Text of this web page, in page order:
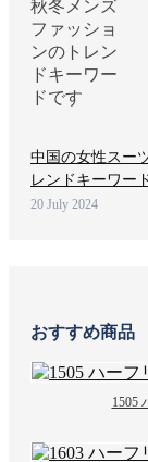
中国の女性スー
レンドキーワー
20 July 2024
おすすめ商品
1505